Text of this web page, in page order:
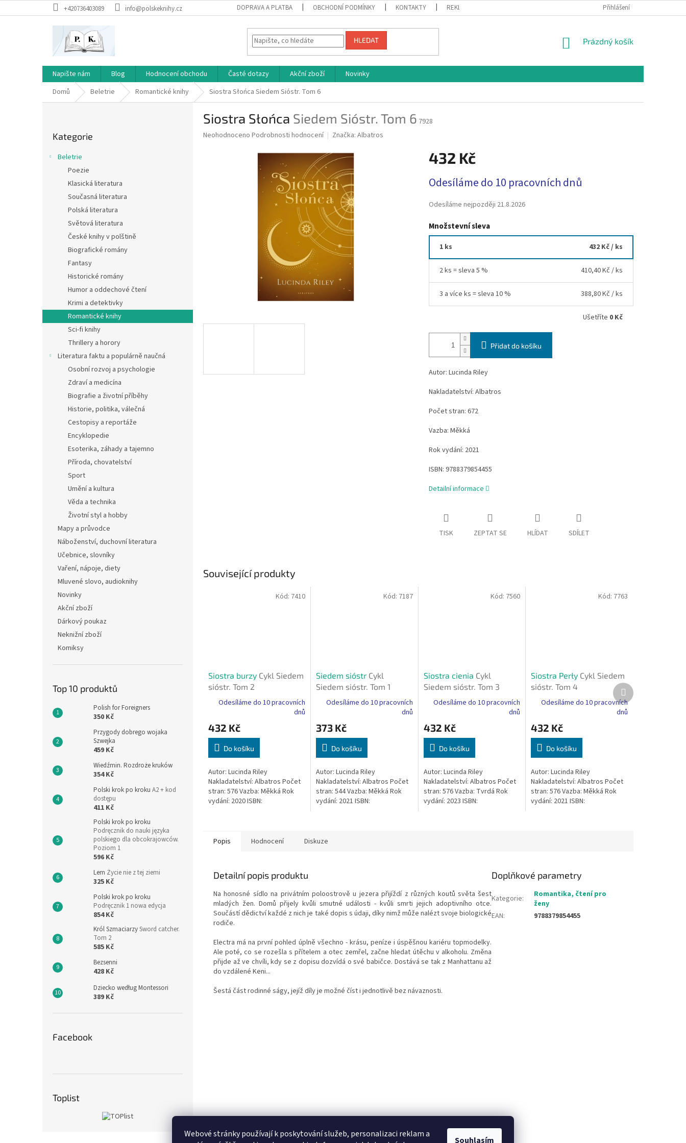
Webové stránky používají k poskytování služeb, personalizaci reklam a
Souhlasím
na
+420736403089 info@polskeknihy.cz DOPRAVA A PLATBA OBCHODNÍ PODMÍNKY KONTAKTY REKLAMAČNÍ ŘÁD OCHRANA OSOBNÍCH ÚDAJŮ A PODMÍNKY UŽITÍ
Přihlášení
HLEDAT
NÁKUPNÍ
Prázdný košík
Napište nám Blog Hodnocení obchodu Časté dotazy Akční zboží
Novinky
Domů
Beletrie Romantické knihy Siostra Słońca Siedem Sióstr. Tom 6
kategorie
Kategorie
Beletrie
Poezie
Klasická literatura
Současná literatura
Polská literatura
Světová literatura
České knihy v polštině
Biografické romány
Fantasy
Historické romány
Humor a oddechové čtení
Krimi a detektivky
Romantické knihy
Sci-fi knihy
Thrillery a horory
Literatura faktu a populárně naučná
Osobní rozvoj a psychologie
Zdraví a medicína
Biografie a životní příběhy
Historie, politika, válečná
Cestopisy a reportáže
Encyklopedie
Esoterika, záhady a tajemno
Příroda, chovatelství
Sport
Umění a kultura
Věda a technika
Životní styl a hobby
Mapy a průvodce
Náboženství, duchovní literatura
Učebnice, slovníky
Vaření, nápoje, diety
Mluvené slovo, audioknihy
Novinky
Akční zboží
Dárkový poukaz
Neknižní zboží
Komiksy
Top 10 produktů
Polish for Foreigners
350 Kč
Przygody dobrego wojaka
Szwejka
459 Kč
Wiedźmin. Rozdroże kruków
354 Kč
Polski krok po kroku A2 + kod
dostępu
411 Kč
Polski krok po kroku
Podręcznik do nauki języka
polskiego dla obcokrajowców.
Poziom 1
596 Kč
Lem Życie nie z tej ziemi
325 Kč
Polski krok po kroku
Podręcznik 1 nowa edycja
854 Kč
Król SzmaciarzySword catcher.
Tom 2
585 Kč
Bezsenni
428 Kč
Dziecko według Montessori
389 Kč
Facebook
Toplist
Siostra Słońca Siedem Sióstr. Tom 6 7928
Průměrné
Neohodnoceno Podrobnosti hodnocení Značka: Albatros
432 Kč
cena:
Odesíláme do 10 pracovních dnů
Odesíláme nejpozději 21.8.2026
Množstevní sleva
1 ks 432 Kč/ ks
2 ks = sleva 5 % 410,40 Kč / ks
3 a více ks = sleva 10 % 388,80 Kč / ks
Ušetříte 0 Kč
Přidat do košíku
Autor: Lucinda Riley
Nakladatelství: Albatros
Počet stran: 672
Vazba: Měkká
Rok vydání: 2021
ISBN: 9788379854455
Detailní informace
TISK ZEPTAT SE HLÍDAT SDÍLET
Související produkty
Siostra burzy Cykl Siedem
sióstr. Tom 2
Odesíláme do 10 pracovních
dnů
432 Kč
Do košíku
Autor: Lucinda Riley
Nakladatelství: Albatros Počet
stran: 576 Vazba: Měkká Rok
vydání: 2020 ISBN:
Kód: 7410
Siedem sióstr Cykl
Siedem sióstr. Tom 1
Odesíláme do 10 pracovních
dnů
373 Kč
Do košíku
Autor: Lucinda Riley
Nakladatelství: Albatros Počet
stran: 544 Vazba: Měkká Rok
vydání: 2021 ISBN:
Kód: 7187
Siostra cienia Cykl
Siedem sióstr. Tom 3
Odesíláme do 10 pracovních
dnů
432 Kč
Do košíku
Autor: Lucinda Riley
Nakladatelství: Albatros Počet
stran: 576 Vazba: Tvrdá Rok
vydání: 2023 ISBN:
Kód: 7560
Siostra Perły Cykl Siedem
sióstr. Tom 4
Odesíláme do 10 pracovních
dnů
432 Kč
Do košíku
Autor: Lucinda Riley
Nakladatelství: Albatros Počet
stran: 576 Vazba: Měkká Rok
vydání: 2021 ISBN:
Kód: 7763
Další
produkt
Popis Hodnocení Diskuze
Detailní popis produktu
Na honosné sídlo na privátním poloostrově u jezera přijíždí z různých koutů světa šest
mladých žen. Domů přijely kvůli smutné události - kvůli smrti jejich adoptivního otce.
Součástí dědictví každé z nich je také dopis s údaji, díky nimž může nalézt svoje biologické
rodiče.
Electra má na první pohled úplně všechno - krásu, peníze i úspěšnou kariéru topmodelky.
Ale poté, co se rozešla s přítelem a otec zemřel, začne hledat útěchu v alkoholu. Změna
přijde až ve chvíli, kdy se z dopisu dozvídá o své babičce. Dostává se tak z Manhattanu až
do vzdálené Keni...
Šestá část rodinné ságy, jejíž díly je možné číst i jednotlivě bez návaznosti.
Doplňkové parametry
Kategorie:
Romantika, čtení pro
ženy
EAN: 9788379854455